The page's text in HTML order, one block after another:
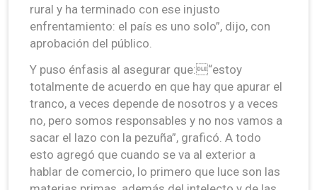
rural y ha terminado con ese injusto
enfrentamiento: el país es uno solo”, dijo, con
aprobación del público.
Y puso énfasis al asegurar que:“estoy
totalmente de acuerdo en que hay que apurar el
tranco, a veces depende de nosotros y a veces
no, pero somos responsables y no nos vamos a
sacar el lazo con la pezuña”, graficó. A todo
esto agregó que cuando se va al exterior a
hablar de comercio, lo primero que luce son las